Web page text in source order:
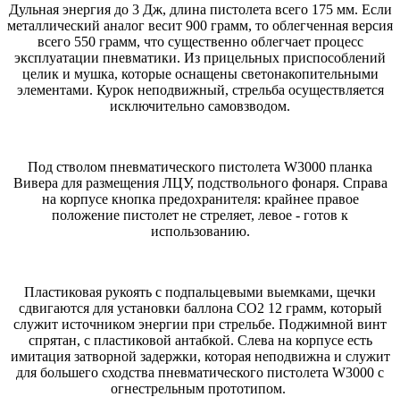
Дульная энергия до 3 Дж, длина пистолета всего 175 мм. Если
металлический аналог весит 900 грамм, то облегченная версия
всего 550 грамм, что существенно облегчает процесс
эксплуатации пневматики. Из прицельных приспособлений
целик и мушка, которые оснащены светонакопительными
элементами. Курок неподвижный, стрельба осуществляется
исключительно самовзводом.
Под стволом пневматического пистолета W3000 планка
Вивера для размещения ЛЦУ, подствольного фонаря. Справа
на корпусе кнопка предохранителя: крайнее правое
положение пистолет не стреляет, левое - готов к
использованию.
Пластиковая рукоять с подпальцевыми выемками, щечки
сдвигаются для установки баллона СО2 12 грамм, который
служит источником энергии при стрельбе. Поджимной винт
спрятан, с пластиковой антабкой. Слева на корпусе есть
имитация затворной задержки, которая неподвижна и служит
для большего сходства пневматического пистолета W3000 с
огнестрельным прототипом.